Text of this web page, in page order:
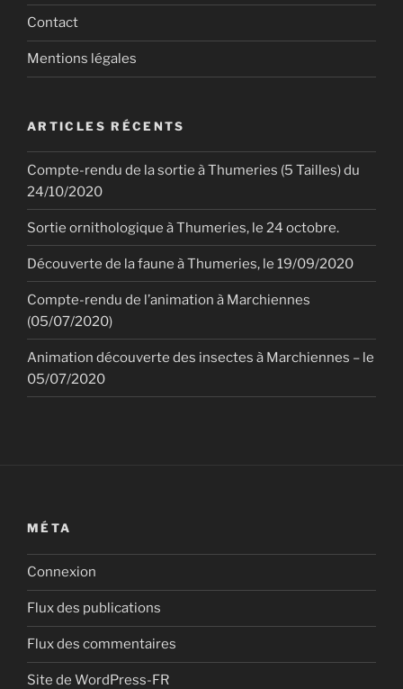
Contact
Mentions légales
ARTICLES RÉCENTS
Compte-rendu de la sortie à Thumeries (5 Tailles) du
24/10/2020
Sortie ornithologique à Thumeries, le 24 octobre.
Découverte de la faune à Thumeries, le 19/09/2020
Compte-rendu de l’animation à Marchiennes
(05/07/2020)
Animation découverte des insectes à Marchiennes – le
05/07/2020
MÉTA
Connexion
Flux des publications
Flux des commentaires
Site de WordPress-FR